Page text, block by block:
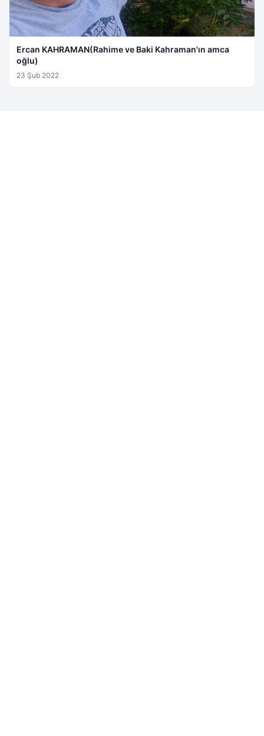
Ercan KAHRAMAN(Rahime ve Baki Kahraman'ın amca
oğlu)
23 Şub 2022